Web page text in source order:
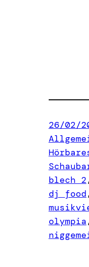
26/02/
blech 2
dj food
olympia